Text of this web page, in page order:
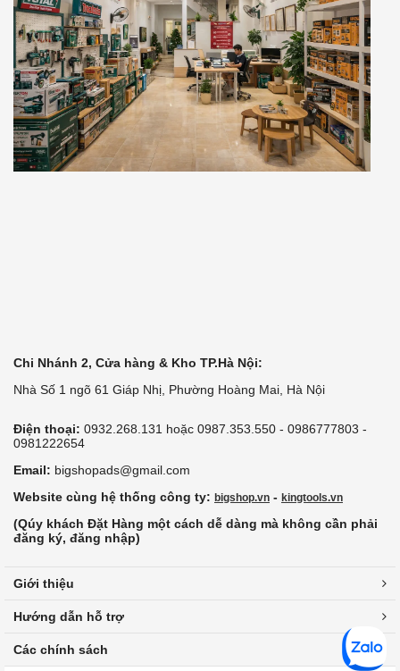
Chi Nhánh 2, Cửa hàng & Kho TP.Hà Nội:
Nhà Số 1 ngõ 61 Giáp Nhị, Phường Hoàng Mai, Hà Nội
Điện thoại: 0932.268.131 hoặc 0987.353.550 - 0986777803 -
0981222654
Email: bigshopads@gmail.com
Website cùng hệ thống công ty: bigshop.vn - kingtools.vn
(Qúy khách Đặt Hàng một cách dễ dàng mà không cần phải
đăng ký, đăng nhập)
Giới thiệu
Hướng dẫn hỗ trợ
Các chính sách